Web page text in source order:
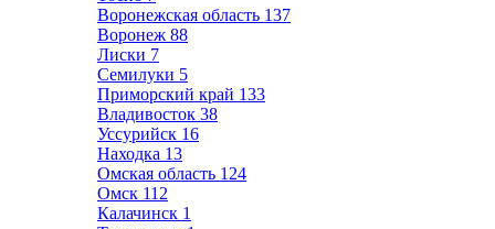
Воронежская область 137
Воронеж 88
Лиски 7
Семилуки 5
Приморский край 133
Владивосток 38
Уссурийск 16
Находка 13
Омская область 124
Омск 112
Калачинск 1